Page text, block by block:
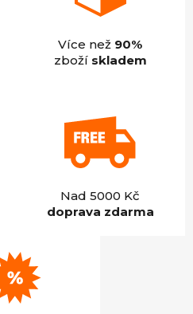
Více než 90%
zboží skladem
Nad 5000 Kč
doprava zdarma